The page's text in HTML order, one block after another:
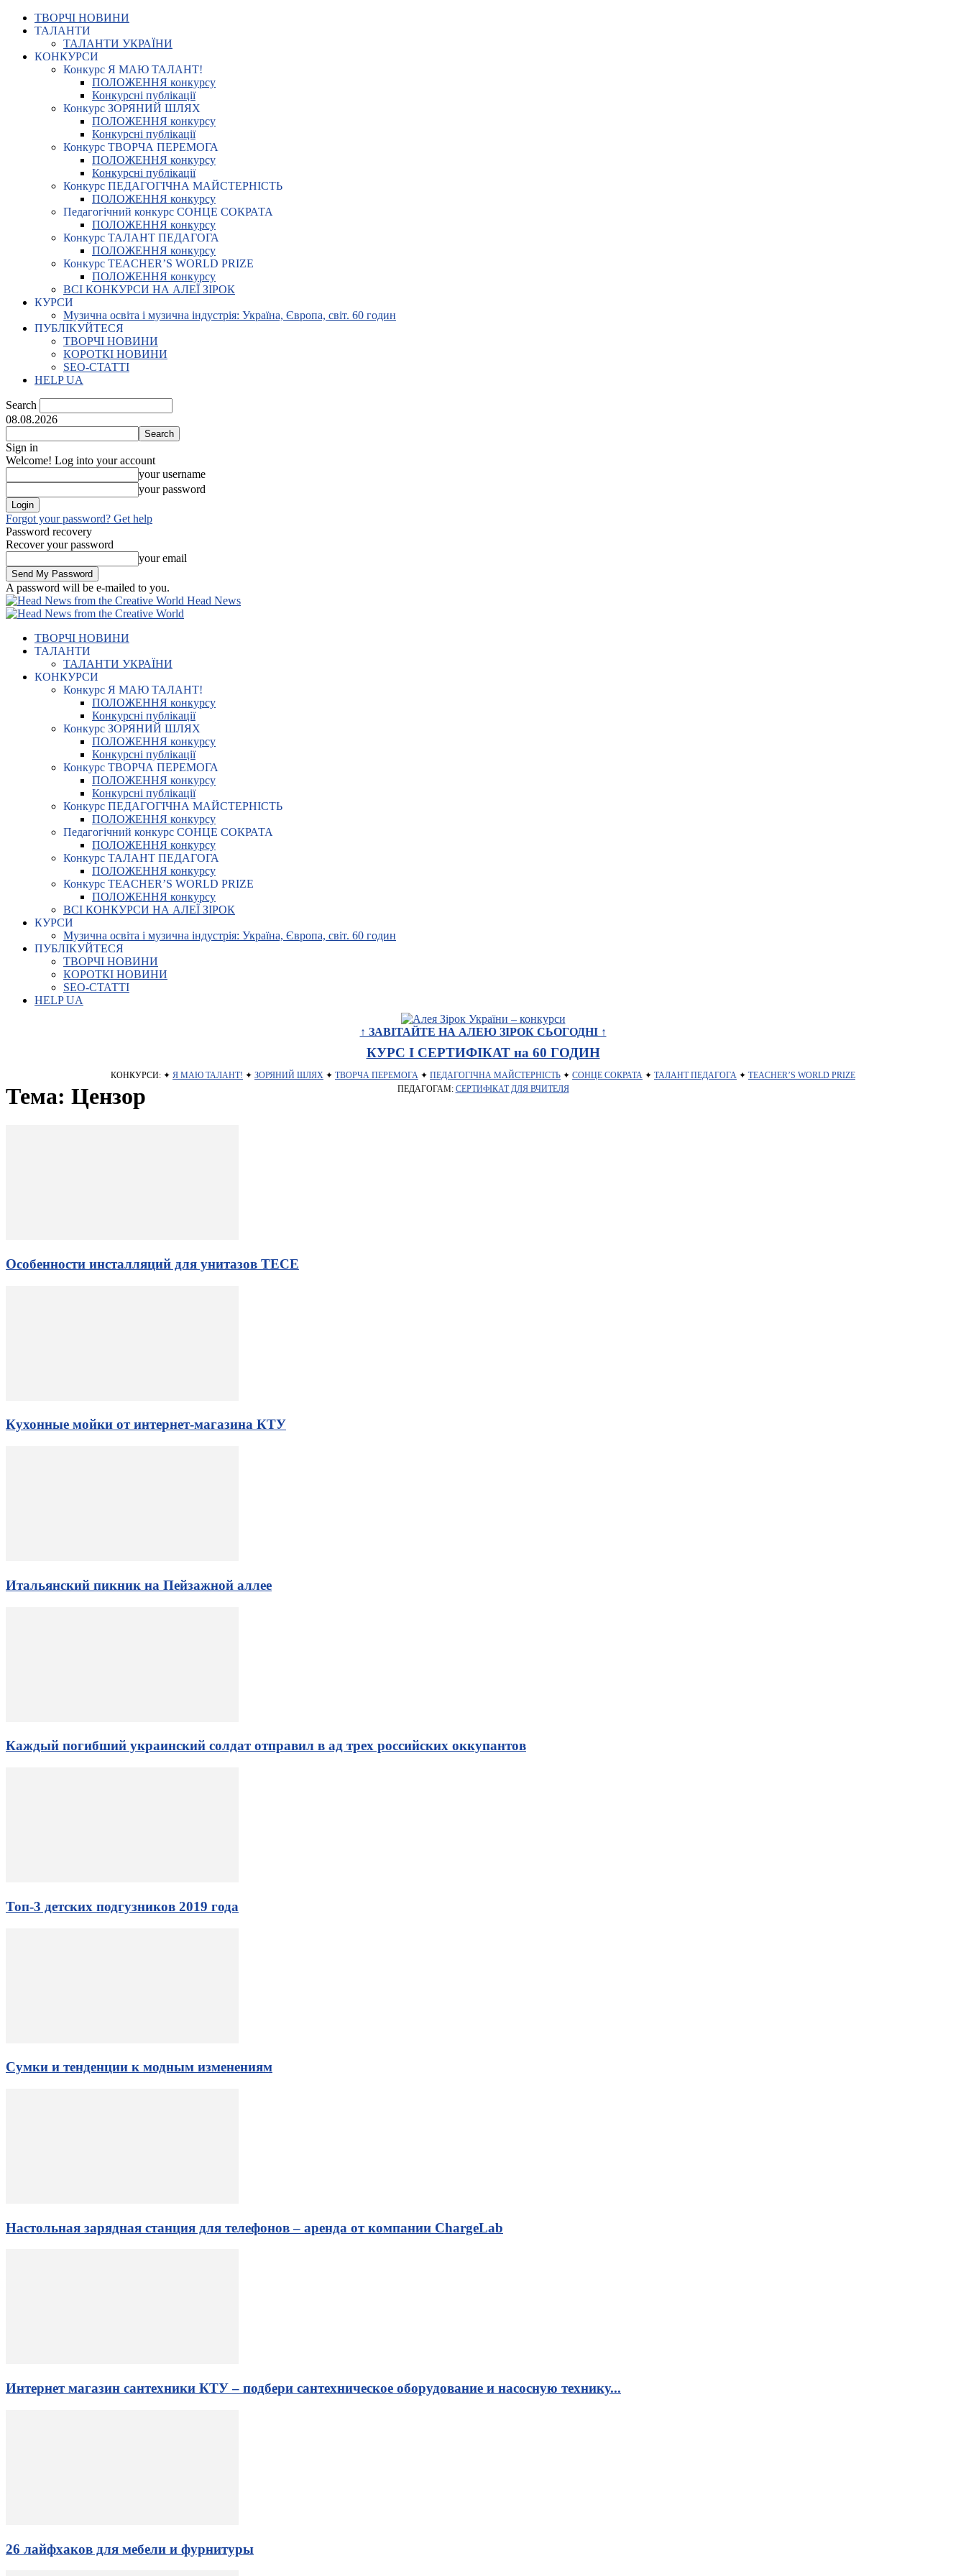
ТВОРЧІ НОВИНИ
ТАЛАНТИ
ТАЛАНТИ УКРАЇНИ
КОНКУРСИ
Конкурс Я МАЮ ТАЛАНТ!
ПОЛОЖЕННЯ конкурсу
Конкурсні публікації
Конкурс ЗОРЯНИЙ ШЛЯХ
ПОЛОЖЕННЯ конкурсу
Конкурсні публікації
Конкурс ТВОРЧА ПЕРЕМОГА
ПОЛОЖЕННЯ конкурсу
Конкурсні публікації
Конкурс ПЕДАГОГІЧНА МАЙСТЕРНІСТЬ
ПОЛОЖЕННЯ конкурсу
Педагогічний конкурс СОНЦЕ СОКРАТА
ПОЛОЖЕННЯ конкурсу
Конкурс ТАЛАНТ ПЕДАГОГА
ПОЛОЖЕННЯ конкурсу
Конкурс TEACHER’S WORLD PRIZE
ПОЛОЖЕННЯ конкурсу
ВСІ КОНКУРСИ НА АЛЕЇ ЗІРОК
КУРСИ
Музична освіта і музична індустрія: Україна, Європа, світ. 60 годин
ПУБЛІКУЙТЕСЯ
ТВОРЧІ НОВИНИ
КОРОТКІ НОВИНИ
SEO-СТАТТІ
HELP UA
Search
08.08.2026
Sign in
Welcome! Log into your account
your username
your password
Forgot your password? Get help
Password recovery
Recover your password
your email
A password will be e-mailed to you.
Head News
ТВОРЧІ НОВИНИ
ТАЛАНТИ
ТАЛАНТИ УКРАЇНИ
КОНКУРСИ
Конкурс Я МАЮ ТАЛАНТ!
ПОЛОЖЕННЯ конкурсу
Конкурсні публікації
Конкурс ЗОРЯНИЙ ШЛЯХ
ПОЛОЖЕННЯ конкурсу
Конкурсні публікації
Конкурс ТВОРЧА ПЕРЕМОГА
ПОЛОЖЕННЯ конкурсу
Конкурсні публікації
Конкурс ПЕДАГОГІЧНА МАЙСТЕРНІСТЬ
ПОЛОЖЕННЯ конкурсу
Педагогічний конкурс СОНЦЕ СОКРАТА
ПОЛОЖЕННЯ конкурсу
Конкурс ТАЛАНТ ПЕДАГОГА
ПОЛОЖЕННЯ конкурсу
Конкурс TEACHER’S WORLD PRIZE
ПОЛОЖЕННЯ конкурсу
ВСІ КОНКУРСИ НА АЛЕЇ ЗІРОК
КУРСИ
Музична освіта і музична індустрія: Україна, Європа, світ. 60 годин
ПУБЛІКУЙТЕСЯ
ТВОРЧІ НОВИНИ
КОРОТКІ НОВИНИ
SEO-СТАТТІ
HELP UA
↑ ЗАВІТАЙТЕ НА АЛЕЮ ЗІРОК СЬОГОДНІ ↑
КУРС І СЕРТИФІКАТ на 60 ГОДИН
КОНКУРСИ: ✦ Я МАЮ ТАЛАНТ! ✦ ЗОРЯНИЙ ШЛЯХ ✦ ТВОРЧА ПЕРЕМОГА ✦ ПЕДАГОГІЧНА МАЙСТЕРНІСТЬ ✦ СОНЦЕ СОКРАТА ✦ ТАЛАНТ ПЕДАГОГА ✦ TEACHER’S WORLD PRIZE
ПЕДАГОГАМ: СЕРТИФІКАТ ДЛЯ ВЧИТЕЛЯ
Тема: Цензор
Особенности инсталляций для унитазов TECE
Кухонные мойки от интернет-магазина КТУ
Итальянский пикник на Пейзажной аллее
Каждый погибший украинский солдат отправил в ад трех российских оккупантов
Топ-3 детских подгузников 2019 года
Сумки и тенденции к модным изменениям
Настольная зарядная станция для телефонов – аренда от компании ChargeLab
Интернет магазин сантехники КТУ – подбери сантехническое оборудование и насосную технику...
26 лайфхаков для мебели и фурнитуры